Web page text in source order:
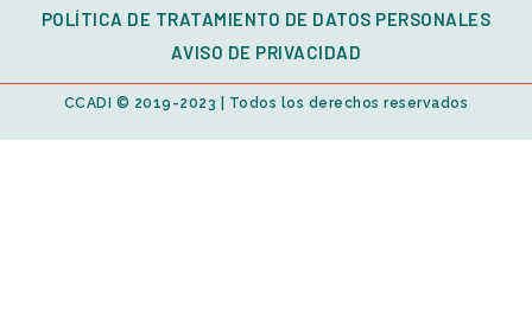
POLÍTICA DE TRATAMIENTO DE DATOS PERSONALES
AVISO DE PRIVACIDAD
CCADI © 2019-2023 | Todos los derechos reservados